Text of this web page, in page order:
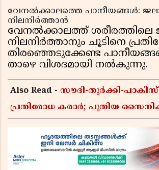
വേനൽക്കാലത്തെ പാനീയങ്ങൾ:
നിലനിർത്താൻ
വേനൽക്കാലത്ത് ശരീരത്തിലെ
നിലനിർത്താനും ചൂടിനെ
തിരഞ്ഞെടുക്കേണ്ട
താഴെ വിശദമായി നൽകുന്നു.
Also Read - സൗദി-തുർക്കി-
പ്രതിരോധ കരാർ; പുതിയ